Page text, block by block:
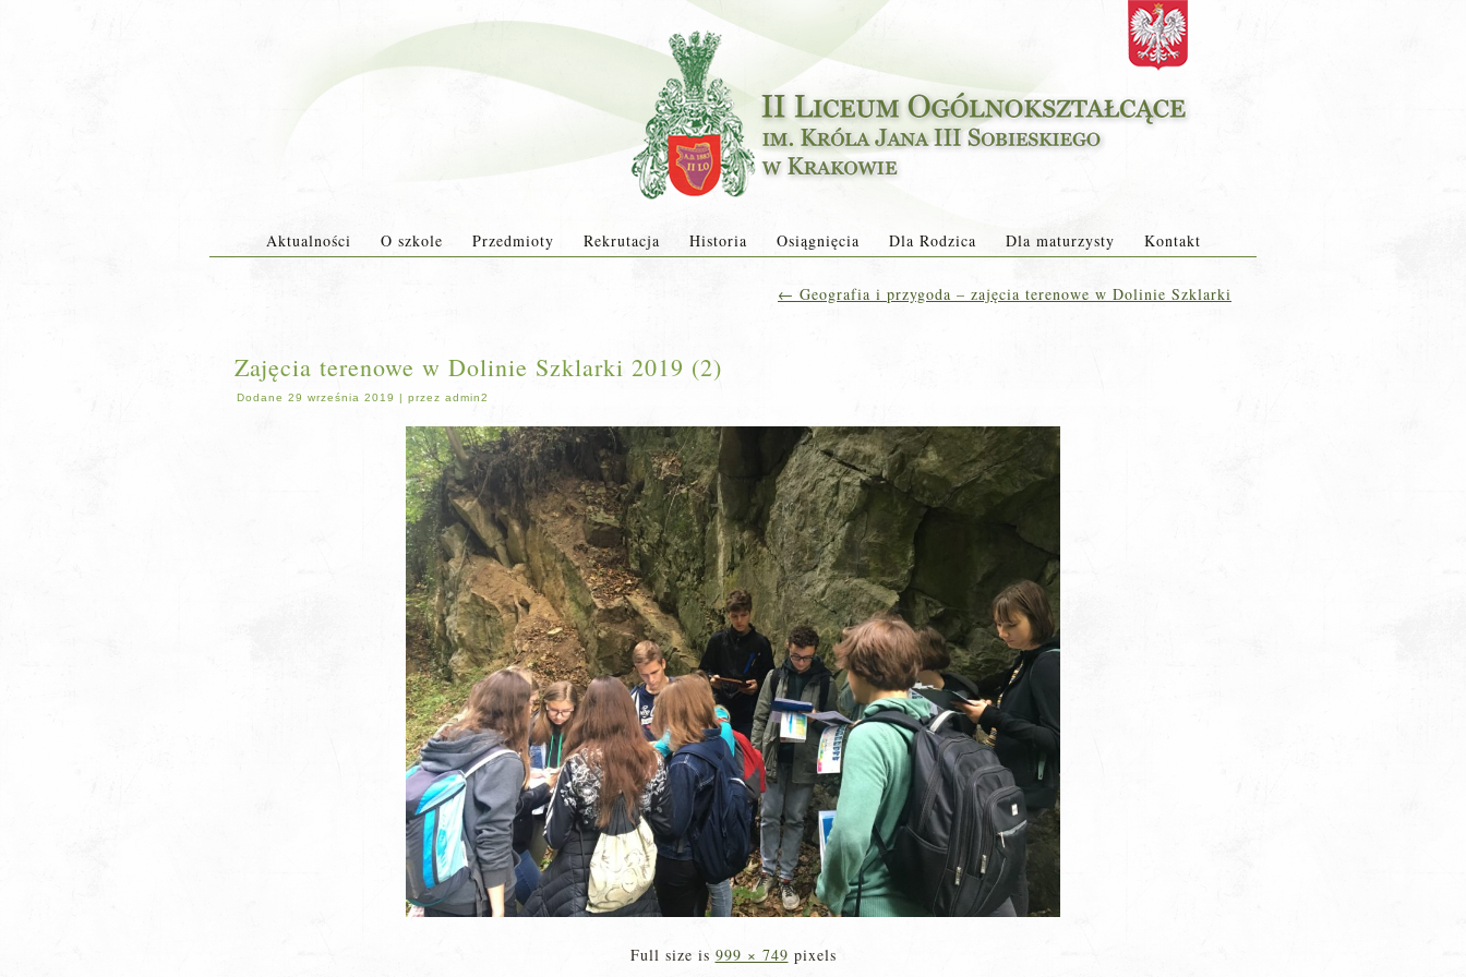
Aktualności O szkole Przedmioty Rekrutacja Historia Osiągnięcia Dla Rodzica Dla maturzysty Kontakt
← Geografia i przygoda – zajęcia terenowe w Dolinie Szklarki
Zajęcia terenowe w Dolinie Szklarki 2019 (2)
Dodane 29 września 2019 | przez admin2
Full size is 999 × 749 pixels